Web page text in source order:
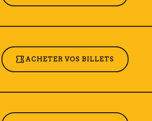
ACHETER VOS BILLETS